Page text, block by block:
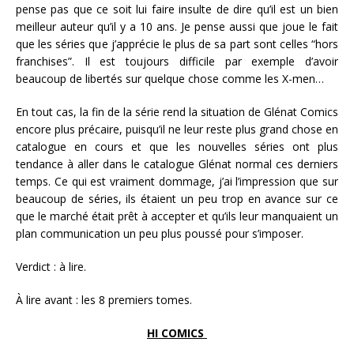
pense pas que ce soit lui faire insulte de dire qu’il est un bien
meilleur auteur qu’il y a 10 ans. Je pense aussi que joue le fait
que les séries que j’apprécie le plus de sa part sont celles “hors
franchises”. Il est toujours difficile par exemple d’avoir
beaucoup de libertés sur quelque chose comme les X-men…
En tout cas, la fin de la série rend la situation de Glénat Comics
encore plus précaire, puisqu’il ne leur reste plus grand chose en
catalogue en cours et que les nouvelles séries ont plus
tendance à aller dans le catalogue Glénat normal ces derniers
temps. Ce qui est vraiment dommage, j’ai l’impression que sur
beaucoup de séries, ils étaient un peu trop en avance sur ce
que le marché était prêt à accepter et qu’ils leur manquaient un
plan communication un peu plus poussé pour s’imposer.
Verdict : à lire.
À lire avant : les 8 premiers tomes.
HI COMICS